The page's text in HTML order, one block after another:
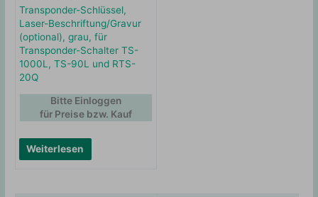
Transponder-Schlüssel,
Laser-Beschriftung/Gravur
(optional), grau, für
Transponder-Schalter TS-
1000L, TS-90L und RTS-
20Q
Weiterlesen
Bitte Einloggen
für Preise bzw. Kauf